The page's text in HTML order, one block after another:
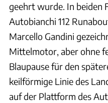
geehrt wurde. In beiden
Autobianchi 112
Marcello Gandini
Mittelmotor, aber ohne
Blaupause für den
keilförmige Linie des
auf der Plattform des